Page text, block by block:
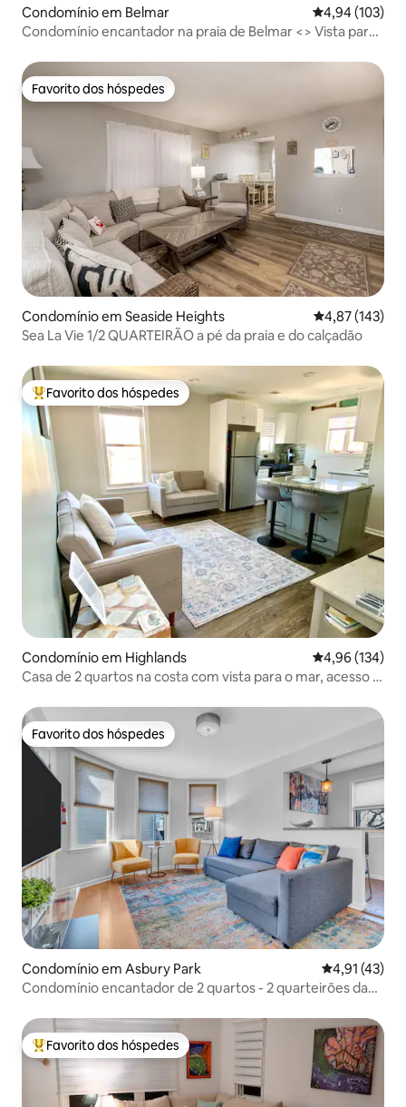
Condomínio em Belmar Classificação
4,94 (103)
Condomínio encantador na praia de Belmar <> Vista para
Favorito dos hóspedes
Favorito dos hóspedes
Condomínio em Seaside Heights Classificação
4,87 (143)
Sea La Vie 1/2 QUARTEIRÃO a pé da praia e do calçadão
Favoritos dos hóspedes mais apreciados
Favorito dos hóspedes
Condomínio em Highlands Classificação
4,96 (134)
Casa de 2 quartos na costa com vista para o mar, acesso a
Favorito dos hóspedes
Favorito dos hóspedes
Condomínio em Asbury Park
4,91 (43)
Condomínio encantador de 2 quartos - 2 quarteirões da
Favoritos dos hóspedes mais apreciados
Favorito dos hóspedes